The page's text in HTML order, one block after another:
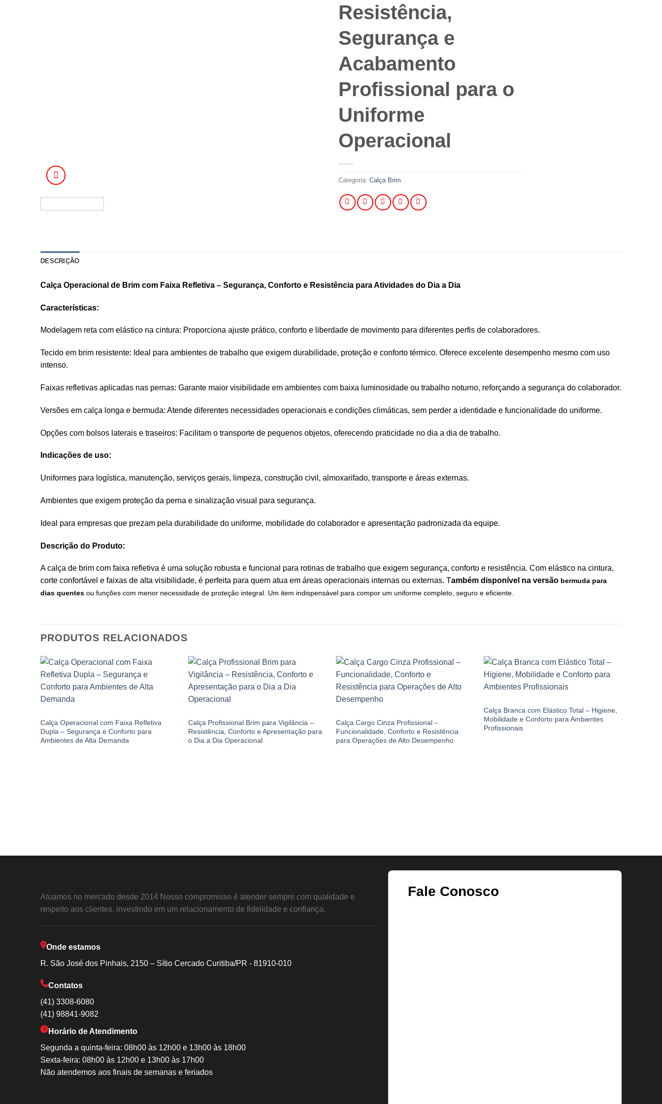
Resistência,
Segurança e
Acabamento
Profissional para o
Uniforme
Operacional
Categoria: Calça Brim
DESCRIÇÃO
Calça Operacional de Brim com Faixa Refletiva – Segurança, Conforto e Resistência para Atividades do Dia a Dia
Características:
Modelagem reta com elástico na cintura: Proporciona ajuste prático, conforto e liberdade de movimento para diferentes perfis de colaboradores.
Tecido em brim resistente: Ideal para ambientes de trabalho que exigem durabilidade, proteção e conforto térmico. Oferece excelente desempenho mesmo com uso
intenso.
Faixas refletivas aplicadas nas pernas: Garante maior visibilidade em ambientes com baixa luminosidade ou trabalho noturno, reforçando a segurança do colaborador.
Versões em calça longa e bermuda: Atende diferentes necessidades operacionais e condições climáticas, sem perder a identidade e funcionalidade do uniforme.
Opções com bolsos laterais e traseiros: Facilitam o transporte de pequenos objetos, oferecendo praticidade no dia a dia de trabalho.
Indicações de uso:
Uniformes para logística, manutenção, serviços gerais, limpeza, construção civil, almoxarifado, transporte e áreas externas.
Ambientes que exigem proteção da perna e sinalização visual para segurança.
Ideal para empresas que prezam pela durabilidade do uniforme, mobilidade do colaborador e apresentação padronizada da equipe.
Descrição do Produto:
A calça de brim com faixa refletiva é uma solução robusta e funcional para rotinas de trabalho que exigem segurança, conforto e resistência. Com elástico na cintura,
corte confortável e faixas de alta visibilidade, é perfeita para quem atua em áreas operacionais internas ou externas. Também disponível na versão bermuda para
dias quentes ou funções com menor necessidade de proteção integral. Um item indispensável para compor um uniforme completo, seguro e eficiente.
PRODUTOS RELACIONADOS
Calça Operacional com Faixa Refletiva
Dupla – Segurança e Conforto para
Ambientes de Alta Demanda
Calça Profissional Brim para Vigilância –
Resistência, Conforto e Apresentação para
o Dia a Dia Operacional
Calça Cargo Cinza Profissional –
Funcionalidade, Conforto e Resistência
para Operações de Alto Desempenho
Calça Branca com Elástico Total – Higiene,
Mobilidade e Conforto para Ambientes
Profissionais
Atuamos no mercado desde 2014 Nosso compromisso é atender sempre com qualidade e
respeito aos clientes, investindo em um relacionamento de fidelidade e confiança.
Onde estamos
R. São José dos Pinhais, 2150 – Sítio Cercado Curitiba/PR - 81910-010
Contatos
(41) 3308-6080
(41) 98841-9082
Horário de Atendimento
Segunda a quinta-feira: 08h00 às 12h00 e 13h00 às 18h00
Sexta-feira: 08h00 às 12h00 e 13h00 às 17h00
Não atendemos aos finais de semanas e feriados
Fale Conosco